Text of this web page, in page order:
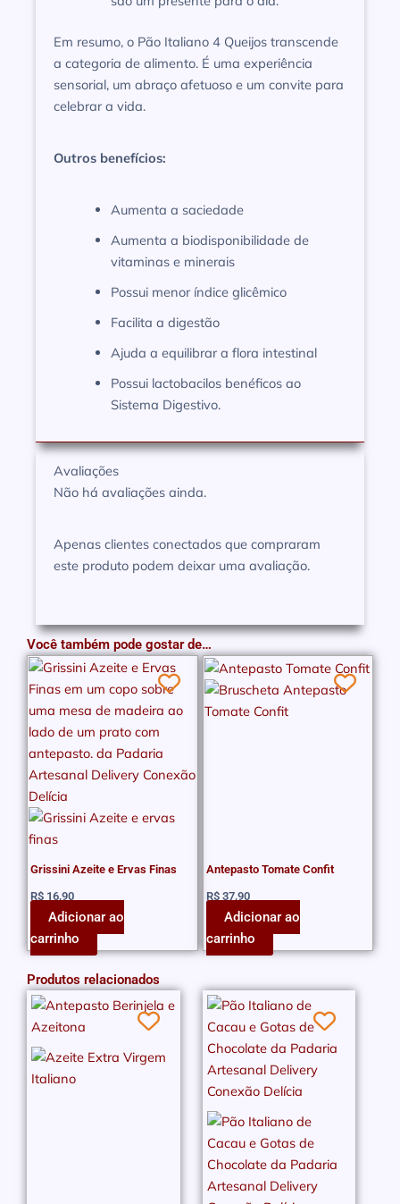
Em resumo, o Pão Italiano 4 Queijos transcende
a categoria de alimento. É uma experiência
sensorial, um abraço afetuoso e um convite para
celebrar a vida.
Outros benefícios:
Aumenta a saciedade
Aumenta a biodisponibilidade de
vitaminas e minerais
Possui menor índice glicêmico
Facilita a digestão
Ajuda a equilibrar a flora intestinal
Possui lactobacilos benéficos ao
Sistema Digestivo.
Avaliações
Não há avaliações ainda.
Apenas clientes conectados que compraram
este produto podem deixar uma avaliação.
Você também pode gostar de…
Grissini Azeite e Ervas Finas
R$ 16,90
Adicionar ao
carrinho
Antepasto Tomate Confit
R$37,90
Adicionar ao
carrinho
Produtos relacionados